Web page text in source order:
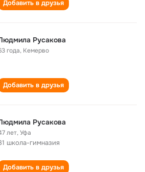
Добавить в друзья
Русакова
года, Кемерво
Добавить в друзья
Русакова
лет,Уфа
школа-гимназия
Добавить в друзья